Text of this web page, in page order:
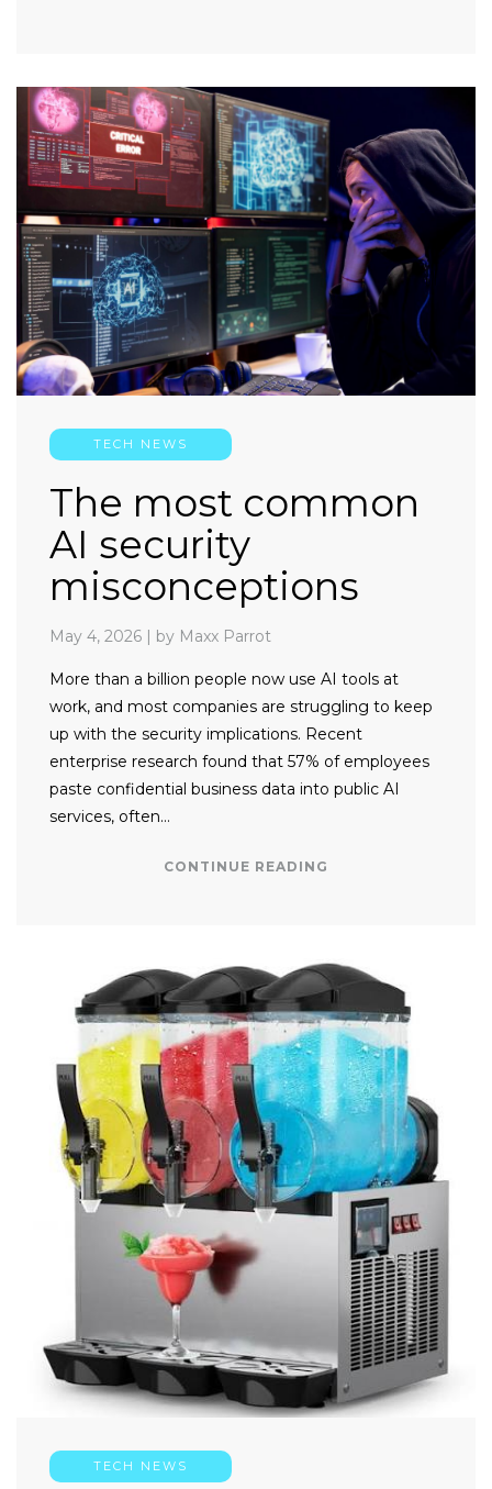
TECH NEWS
The most common
AI security
misconceptions
May 4, 2026 | by Maxx Parrot
More than a billion people now use AI tools at
work, and most companies are struggling to keep
up with the security implications. Recent
enterprise research found that 57% of employees
paste confidential business data into public AI
services, often…
CONTINUE READING
TECH NEWS